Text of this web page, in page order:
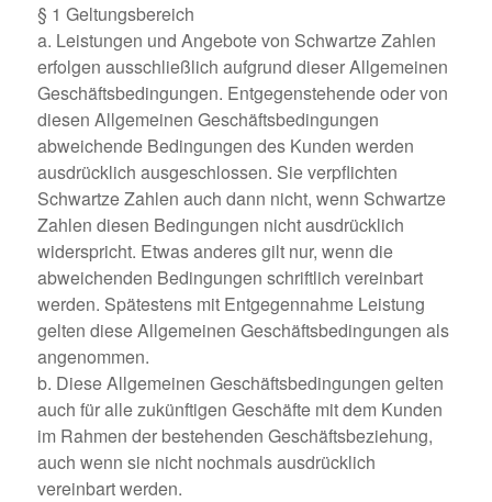
§ 1 Geltungsbereich
a. Leistungen und Angebote von Schwartze Zahlen
erfolgen ausschließlich aufgrund dieser Allgemeinen
Geschäftsbedingungen. Entgegenstehende oder von
diesen Allgemeinen Geschäftsbedingungen
abweichende Bedingungen des Kunden werden
ausdrücklich ausgeschlossen. Sie verpflichten
Schwartze Zahlen auch dann nicht, wenn Schwartze
Zahlen diesen Bedingungen nicht ausdrücklich
widerspricht. Etwas anderes gilt nur, wenn die
abweichenden Bedingungen schriftlich vereinbart
werden. Spätestens mit Entgegennahme Leistung
gelten diese Allgemeinen Geschäftsbedingungen als
angenommen.
b. Diese Allgemeinen Geschäftsbedingungen gelten
auch für alle zukünftigen Geschäfte mit dem Kunden
im Rahmen der bestehenden Geschäftsbeziehung,
auch wenn sie nicht nochmals ausdrücklich
vereinbart werden.